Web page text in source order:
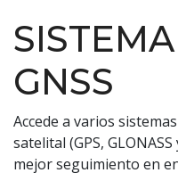
GNSS
Accede a varios
satelital (GPS,
mejor seguimiento en